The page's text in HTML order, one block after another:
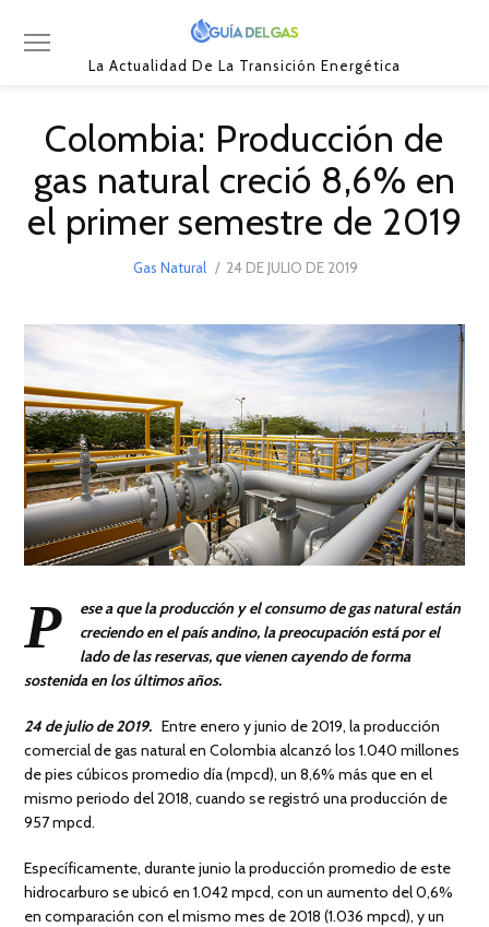
La Actualidad De La Transición Energética
Colombia: Producción de
gas natural creció 8,6% en
el primer semestre de 2019
Gas Natural
POSTED
24 DE JULIO DE 2019
P
ese a que la producción y el consumo de gas natural están
creciendo en el país andino, la preocupación está por el
lado de las reservas, que vienen cayendo de forma
sostenida en los últimos años.
24 de julio de 2019. Entre enero y junio de 2019, la producción
comercial de gas natural en Colombia alcanzó los 1.040 millones
de pies cúbicos promedio día (mpcd), un 8,6% más que en el
mismo periodo del 2018, cuando se registró una producción de
957 mpcd.
Específicamente, durante junio la producción promedio de este
hidrocarburo se ubicó en 1.042 mpcd, con un aumento del 0,6%
en comparación con el mismo mes de 2018 (1.036 mpcd), y un